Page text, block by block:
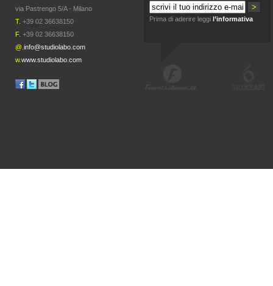
via Pastrengo 5/A - Milano
T. +39 02 36638150
F. +39 02 36638150
@. info@studiolabo.com
w.www.studiolabo.com
Prima di aderire leggi l’informativa